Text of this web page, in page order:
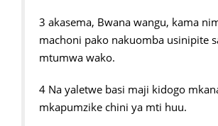
3 akasema, Bwana wangu, kama
machoni pako nakuomba usinipite
mtumwa wako.
4 Na yaletwe basi maji kidogo
mkapumzike chini ya mti huu.